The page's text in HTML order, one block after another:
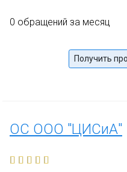
0 обращений за месяц
Получить
ОС ООО "ЦИСиА"